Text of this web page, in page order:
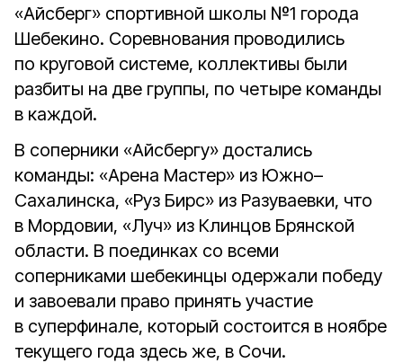
«Айсберг» спортивной школы №1 города
Шебекино. Соревнования проводились
по круговой системе, коллективы были
разбиты на две группы, по четыре команды
в каждой.
В соперники «Айсбергу» достались
команды: «Арена Мастер» из Южно–
Сахалинска, «Руз Бирс» из Разуваевки, что
в Мордовии, «Луч» из Клинцов Брянской
области. В поединках со всеми
соперниками шебекинцы одержали победу
и завоевали право принять участие
в суперфинале, который состоится в ноябре
текущего года здесь же, в Сочи.